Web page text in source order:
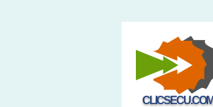
CLICSECU.COM